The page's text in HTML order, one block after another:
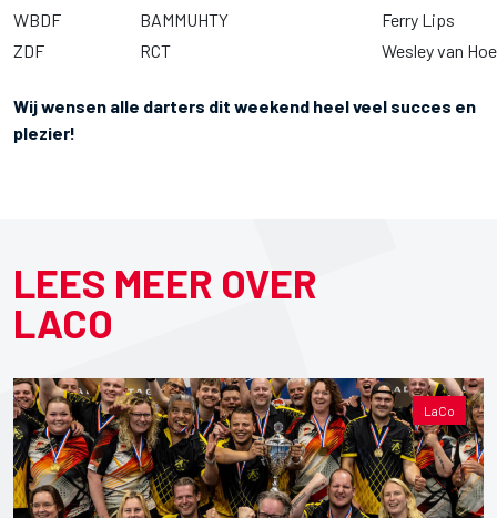
WBDF
BAMMUHTY
Ferry Lips
ZDF
RCT Wesley van
Wij wensen alle darters dit weekend heel veel succes en
plezier!
LEES MEER OVER
LACO
LaCo